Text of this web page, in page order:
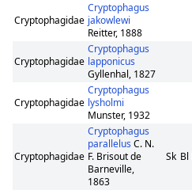
Cryptophagidae
Cryptophagus
jakowlewi
Reitter, 1888
Cryptophagidae
Cryptophagus
lapponicus
Gyllenhal, 1827
Cryptophagidae
Cryptophagus
lysholmi
Munster, 1932
Cryptophagidae
Cryptophagus
parallelus C. N.
F. Brisout de
Barneville,
1863
Sk Bl